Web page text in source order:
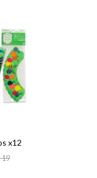
x12
19